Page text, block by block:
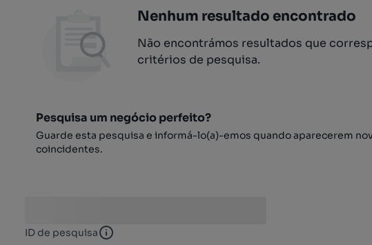
Nenhum resultado encontrado
Não encontrámos resultados que
critérios de pesquisa.
Pesquisa um negócio perfeito?
Guarde esta pesquisa e informá-lo(a)-emos quando aparecerem
coincidentes.
ID de pesquisa ID de pesquisa